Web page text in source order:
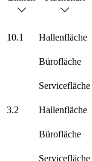
10.1 Hallenfläche
Bürofläche
Servicefläche
3.2 Hallenfläche
Bürofläche
Servicefläche